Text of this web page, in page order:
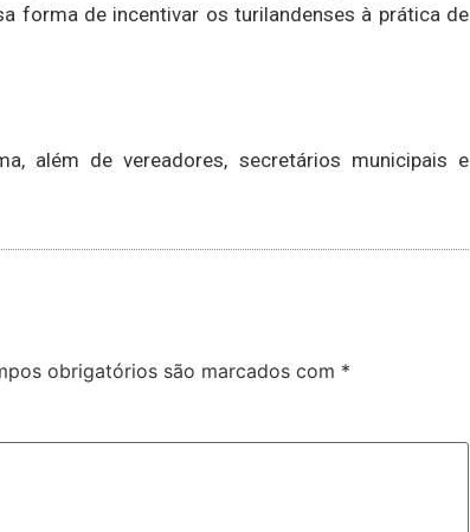
forma de incentivar os turilandenses à prática de
além de vereadores, secretários municipais e
obrigatórios são marcados com *